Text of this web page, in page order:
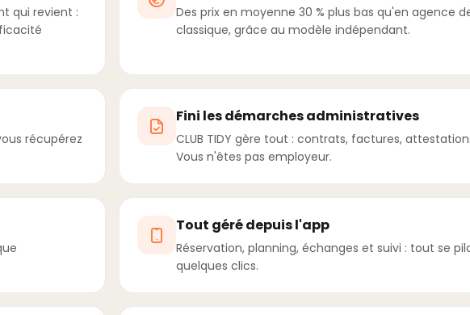
qui revient :
Des prix en moyenne 30 % plus bas qu'en agence
classique, grâce au modèle indépendant.
récupérez
Fini les démarches administratives
CLUB TIDY gère tout : contrats, factures,
Vous n'êtes pas employeur.
Tout géré depuis l'app
Réservation, planning, échanges et suivi : tout se
quelques clics.